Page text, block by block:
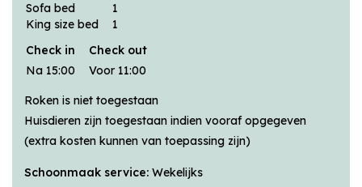
Sofa bed
1
King size bed
1
Check in
Check out
Na 15:00
Voor 11:00
Roken is niet toegestaan
Huisdieren zijn toegestaan indien vooraf opgegeven
(extra kosten kunnen van toepassing zijn)
Schoonmaak service: Wekelijks